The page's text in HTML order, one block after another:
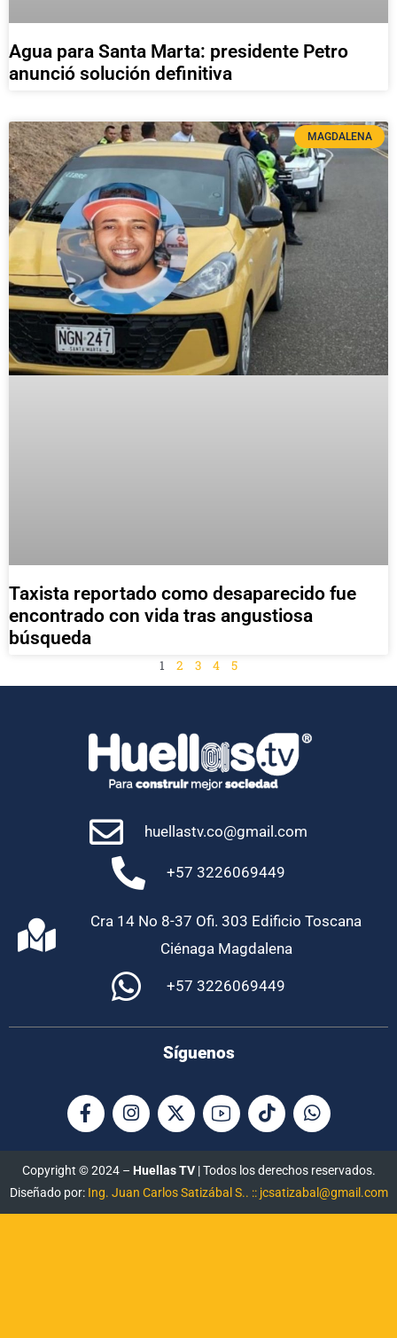
Agua para Santa Marta: presidente Petro
anunció solución definitiva
MAGDALENA
Taxista reportado como desaparecido fue
encontrado con vida tras angustiosa
búsqueda
1 2 3 4 5
huellastv.co@gmail.com
+57 3226069449
Cra 14 No 8-37 Ofi. 303 Edificio Toscana
Ciénaga Magdalena
+57 3226069449
Síguenos
Copyright © 2024 – Huellas TV| Todos los derechos reservados.
Diseñado por: Ing. Juan Carlos Satizábal S.. :: jcsatizabal@gmail.com